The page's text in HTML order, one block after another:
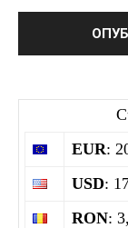
EUR:
USD:
RON: